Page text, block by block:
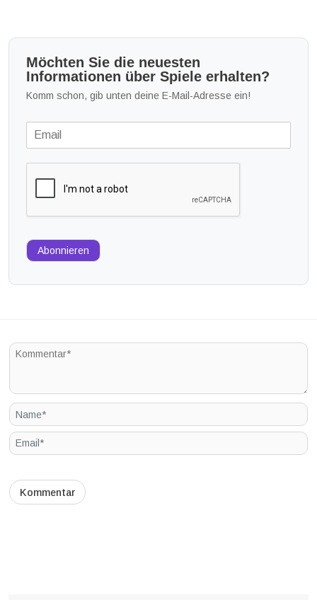
Möchten Sie die neuesten
Informationen über Spiele erhalten?
Komm schon, gib unten deine E-Mail-Adresse ein!
Abonnieren